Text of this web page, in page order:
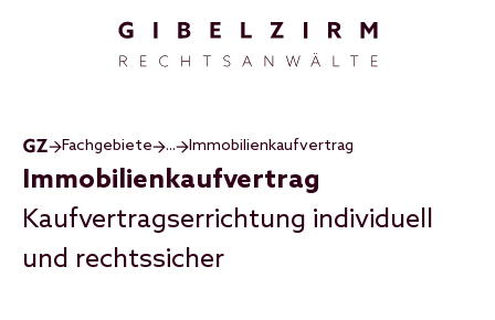
Fachgebiete ... Immobilienkaufvertrag
Immobilienkaufvertrag
Kaufvertragserrichtung individuell
und rechtssicher